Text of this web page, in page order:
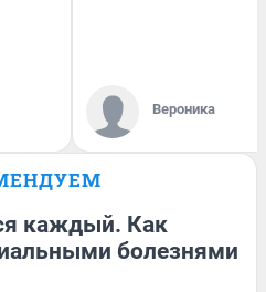
Вероника
каждый. Как
болезнями